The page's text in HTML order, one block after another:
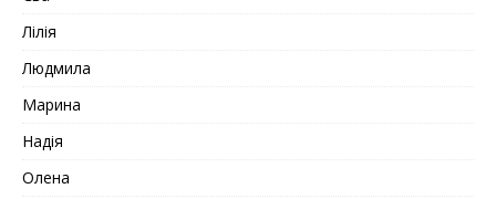
Лілія
Людмила
Марина
Надія
Олена